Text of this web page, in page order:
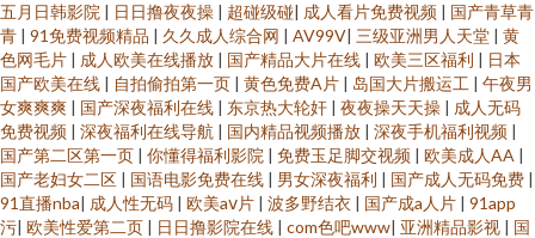
五月日韩影院 | 日日撸夜夜操 | 超碰级碰| 成人看片免费视频 | 国产青草青
青 | 91免费视频精品 | 久久成人综合网 | AV99V| 三级亚洲男人天堂 | 黄
色网毛片 | 成人欧美在线播放 | 国产精品大片在线 | 欧美三区福利 | 日本
国产欧美在线 | 自拍偷拍第一页 | 黄色免费A片 | 岛国大片搬运工 | 午夜男
女爽爽爽 | 国产深夜福利在线 | 东京热大轮奸 | 夜夜操天天操 | 成人无码
免费视频 | 深夜福利在线导航 | 国内精品视频播放 | 深夜手机福利视频 |
国产第二区第一页 | 你懂得福利影院 | 免费玉足脚交视频 | 欧美成人AA |
国产老妇女二区 | 国语电影免费在线 | 男女深夜福利 | 国产成人无码免费 |
91直播nba| 成人性无码 | 欧美aⅴ片 | 波多野结衣 | 国产成a人片 | 91app
污| 欧美性爱第二页 | 日日撸影院在线 | com色吧www| 亚洲精品影视 | 国